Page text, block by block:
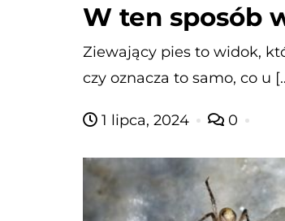
W ten sposób
Ziewający pies to widok,
czy oznacza to samo, co u
1 lipca, 2024 0